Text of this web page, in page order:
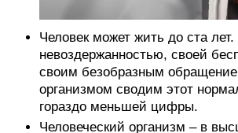
Человек может жить до ста
невоздержанностью, своей
своим безобразным
организмом сводим этот
гораздо меньшей цифры.
Человеческий организм – в